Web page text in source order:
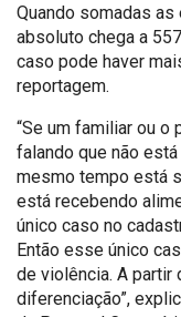
Quando somadas
absoluto chega a
caso pode haver
reportagem.
“Se um familiar ou o
falando que não
mesmo tempo está
está recebendo
único caso no
Então esse único
de violência. A
diferenciação”,